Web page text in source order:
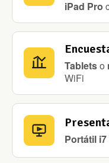
iPad Pro
Tabletso
WiFi
Portátil i7